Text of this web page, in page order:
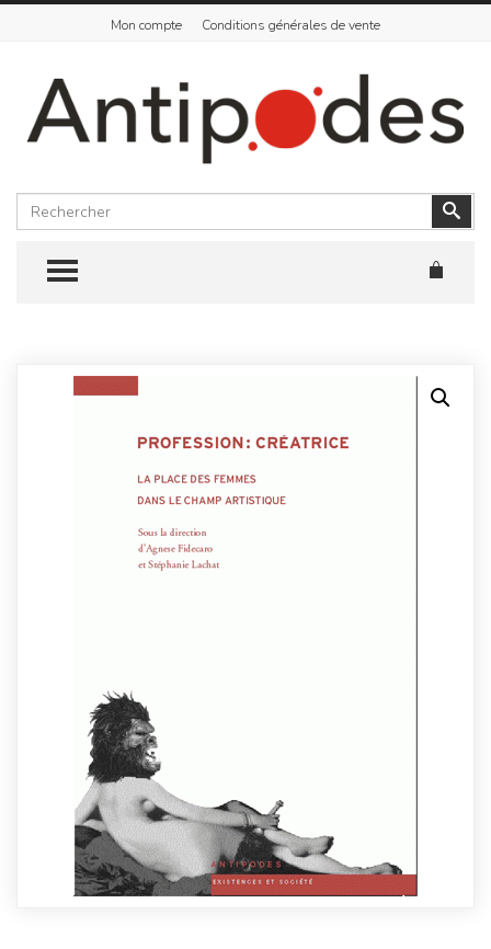
Mon compte Conditions générales de vente
Rechercher
TOGGLE MENU